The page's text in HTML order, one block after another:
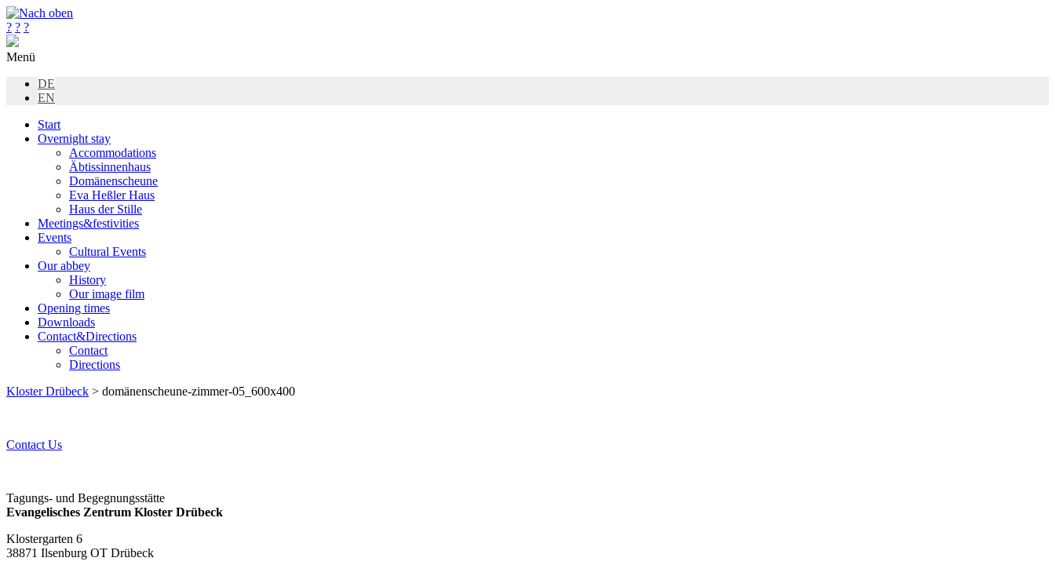
? ? ?
Menü
DE
EN
Start
Overnight stay
Accommodations
Äbtissinnenhaus
Domänenscheune
Eva Heßler Haus
Haus der Stille
Meetings&festivities
Events
Cultural Events
Our abbey
History
Our image film
Opening times
Downloads
Contact&Directions
Contact
Directions
Kloster Drübeck > domänenscheune-zimmer-05_600x400
Contact Us
Tagungs- und Begegnungsstätte
Evangelisches Zentrum Kloster Drübeck
Klostergarten 6
38871 Ilsenburg OT Drübeck